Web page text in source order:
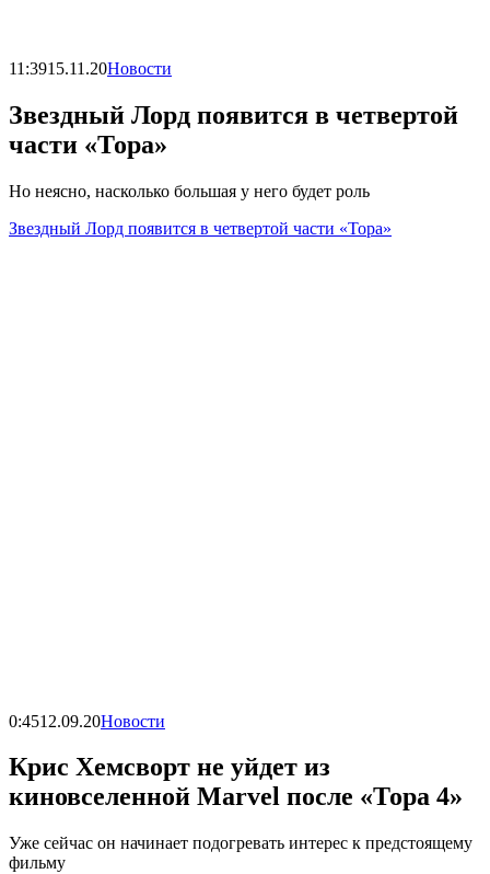
11:3915.11.20Новости
Звездный Лорд появится в четвертой
части «Тора»
Но неясно, насколько большая у него будет роль
Звездный Лорд появится в четвертой части «Тора»
0:4512.09.20Новости
Крис Хемсворт не уйдет из
киновселенной Marvel после «Тора 4»
Уже сейчас он начинает подогревать интерес к предстоящему
фильму